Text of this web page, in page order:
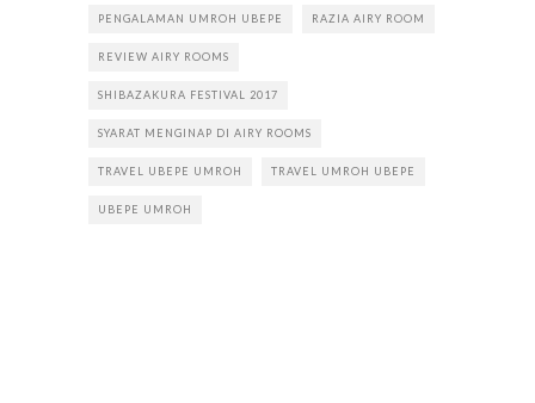
PENGALAMAN UMROH UBEPE RAZIA AIRY ROOM
REVIEW AIRY ROOMS
SHIBAZAKURA FESTIVAL 2017
SYARAT MENGINAP DI AIRY ROOMS
TRAVEL UBEPE UMROH TRAVEL UMROH UBEPE
UBEPE UMROH